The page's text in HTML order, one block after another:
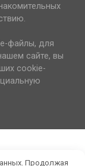
файлы, для
сайте, вы
cookie-
Продолжая